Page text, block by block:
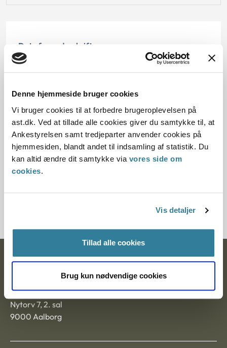
Denne hjemmeside bruger cookies
Vi bruger cookies til at forbedre brugeroplevelsen på
ast.dk. Ved at tillade alle cookies giver du samtykke til, at
Ankestyrelsen samt tredjeparter anvender cookies på
hjemmesiden, blandt andet til indsamling af statistik. Du
kan altid ændre dit samtykke via vores side om
cookies.
Vis detaljer
Tillad alle cookies
Brug kun nødvendige cookies
Dato for underskrift
Offentliggørelsesdato
12.07.2013
Paragraf
§ 93 § 41 § 10
Ankestyrelsen
Nytorv 7, 2. sal
9000 Aalborg